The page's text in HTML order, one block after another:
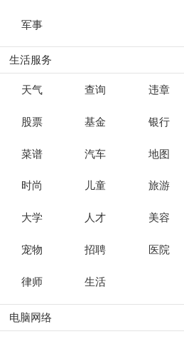
军事
生活服务
天气 查询 违章
股票 基金 银行
菜谱 汽车 地图
时尚 儿童 旅游
大学 人才 美容
宠物 招聘 医院
律师 生活
电脑网络